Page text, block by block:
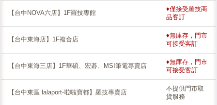
【台中NOVA六店】1F羅技專館
♦僅接受羅技商
品客訂
【台中東海店】1F複合店
♦無庫存，門市
可接受客訂
【台中東海三店】1F華碩、宏碁、MSI筆電專賣店
♦無庫存，門市
可接受客訂
【台中東區 lalaport-啦啦寶都】羅技專賣店
不提供門市取
貨服務